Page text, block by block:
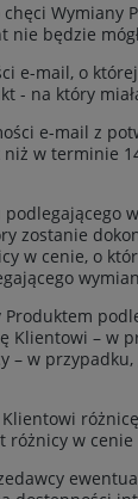
będzie
e-mail, o
- na który
e-mail z
niż w terminie
zostanie
w cenie, o
Klientowi – w
– w
różnicy w